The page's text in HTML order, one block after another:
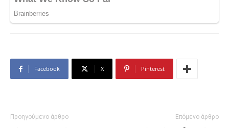
Facebook X Pinterest
Προηγούμενο άρθρο Επόμενο άρθρο